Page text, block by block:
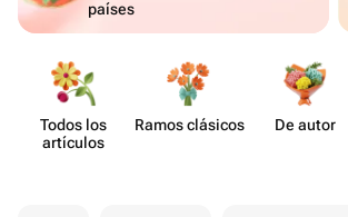
países
Todos los
artículos
Ramos clásicos De autor